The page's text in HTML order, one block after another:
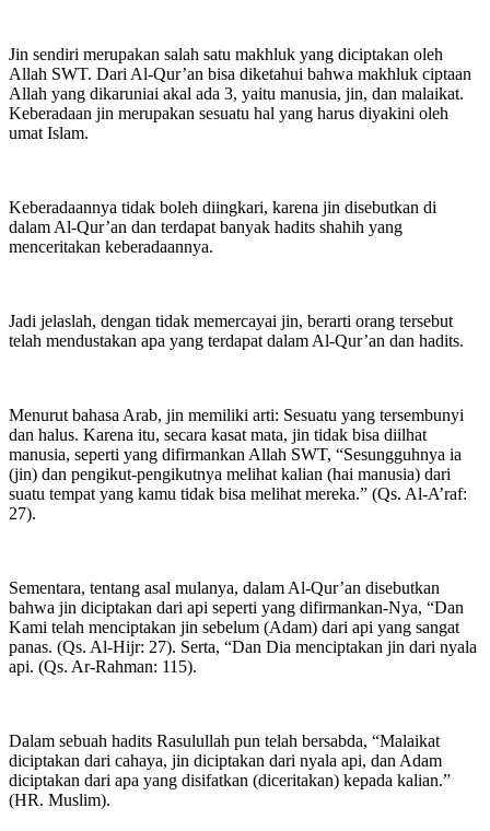
Jin sendiri merupakan salah satu makhluk yang diciptakan oleh
Allah SWT. Dari Al-Qur’an bisa diketahui bahwa makhluk ciptaan
Allah yang dikaruniai akal ada 3, yaitu manusia, jin, dan malaikat.
Keberadaan jin merupakan sesuatu hal yang harus diyakini oleh
umat Islam.
Keberadaannya tidak boleh diingkari, karena jin disebutkan di
dalam Al-Qur’an dan terdapat banyak hadits shahih yang
menceritakan keberadaannya.
Jadi jelaslah, dengan tidak memercayai jin, berarti orang tersebut
telah mendustakan apa yang terdapat dalam Al-Qur’an dan hadits.
Menurut bahasa Arab, jin memiliki arti: Sesuatu yang tersembunyi
dan halus. Karena itu, secara kasat mata, jin tidak bisa diilhat
manusia, seperti yang difirmankan Allah SWT, “Sesungguhnya ia
(jin) dan pengikut-pengikutnya melihat kalian (hai manusia) dari
suatu tempat yang kamu tidak bisa melihat mereka.” (Qs. Al-A’raf:
27).
Sementara, tentang asal mulanya, dalam Al-Qur’an disebutkan
bahwa jin diciptakan dari api seperti yang difirmankan-Nya, “Dan
Kami telah menciptakan jin sebelum (Adam) dari api yang sangat
panas. (Qs. Al-Hijr: 27). Serta, “Dan Dia menciptakan jin dari nyala
api. (Qs. Ar-Rahman: 115).
Dalam sebuah hadits Rasulullah pun telah bersabda, “Malaikat
diciptakan dari cahaya, jin diciptakan dari nyala api, dan Adam
diciptakan dari apa yang disifatkan (diceritakan) kepada kalian.”
(HR. Muslim).